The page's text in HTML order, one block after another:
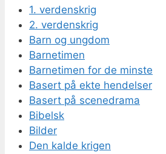
1. verdenskrig
2. verdenskrig
Barn og ungdom
Barnetimen
Barnetimen for de minste
Basert på ekte hendelser
Basert på scenedrama
Bibelsk
Bilder
Den kalde krigen